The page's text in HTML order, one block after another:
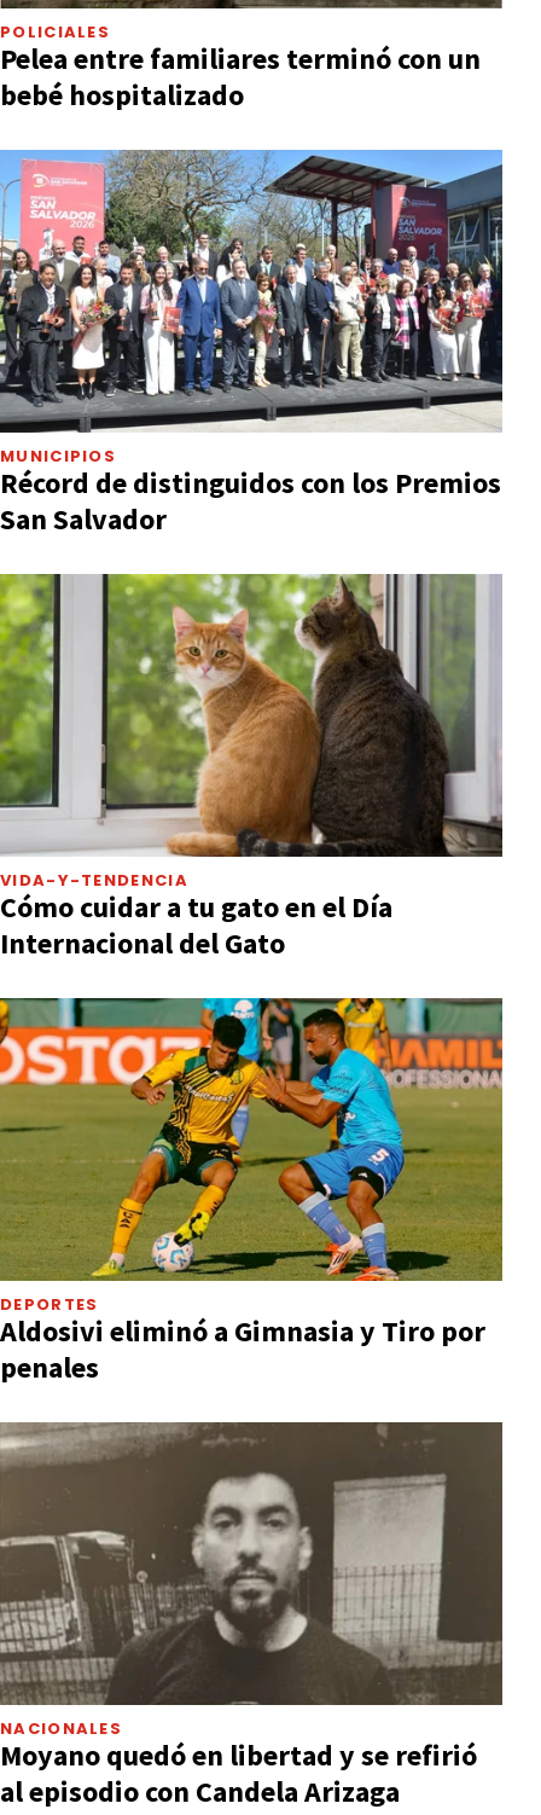
POLICIALES
Pelea entre familiares terminó con un
bebé hospitalizado
MUNICIPIOS
Récord de distinguidos con los Premios
San Salvador
VIDA-Y-TENDENCIA
Cómo cuidar a tu gato en el Día
Internacional del Gato
DEPORTES
Aldosivi eliminó a Gimnasia y Tiro por
penales
NACIONALES
Moyano quedó en libertad y se refirió
al episodio con Candela Arizaga